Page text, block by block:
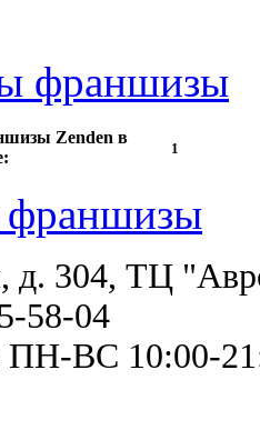
франшизы
Zenden в
1
франшизы
д. 304, ТЦ
58-04
ПН-ВС 10:00-